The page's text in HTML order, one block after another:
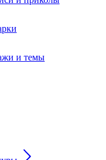
и темы